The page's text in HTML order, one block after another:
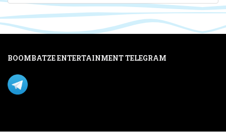
BOOMBATZE ENTERTAINMENT TELEGRAM